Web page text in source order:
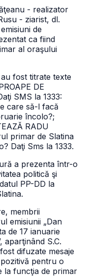
- realizator
- ziarist, dl.
de
ca fiind
al oraşului
fost titrate texte
DE
SMS la 1333:
care să-l facă
încolo?;
RADU
primar de Slatina
Daţi Sms la 1333.
a prezenta într-o
politică şi
PP-DD la
membrii
emisiunii „Dan
de 17 ianuarie
aparţinând S.C.
difuzate mesaje
pentru o
la funcţia de primar